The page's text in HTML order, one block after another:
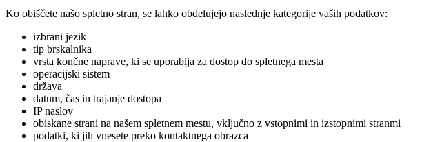
Ko obiščete našo spletno stran, se lahko obdelujejo naslednje kategorije vaših podatkov:
izbrani jezik
tip brskalnika
vrsta končne naprave, ki se uporablja za dostop do spletnega mesta
operacijski sistem
država
datum, čas in trajanje dostopa
IP naslov
obiskane strani na našem spletnem mestu, vključno z vstopnimi in izstopnimi stranmi
podatki, ki jih vnesete preko kontaktnega obrazca